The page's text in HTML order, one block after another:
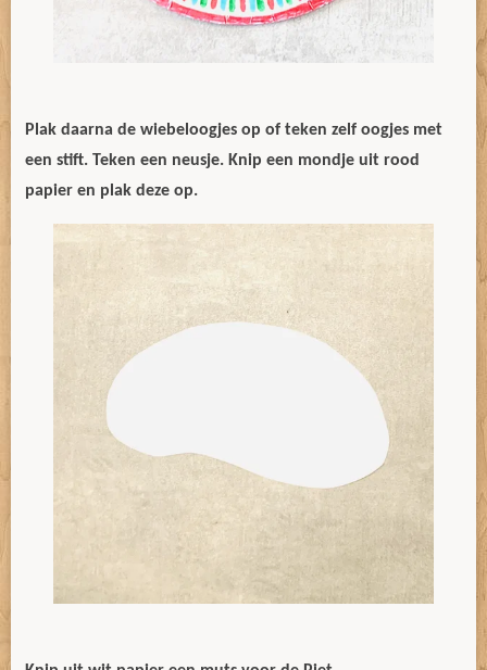
Plak daarna de wiebeloogjes op of teken zelf oogjes met
een stift. Teken een neusje. Knip een mondje uit rood
papier en plak deze op.